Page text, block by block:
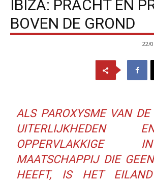
IBIZA: PRACHT EN
BOVEN DE GROND
22/
ALS PAROXYSME VAN
UITERLIJKHEDEN
MAATSCHAPPIJ DIE
HEEFT, IS HET